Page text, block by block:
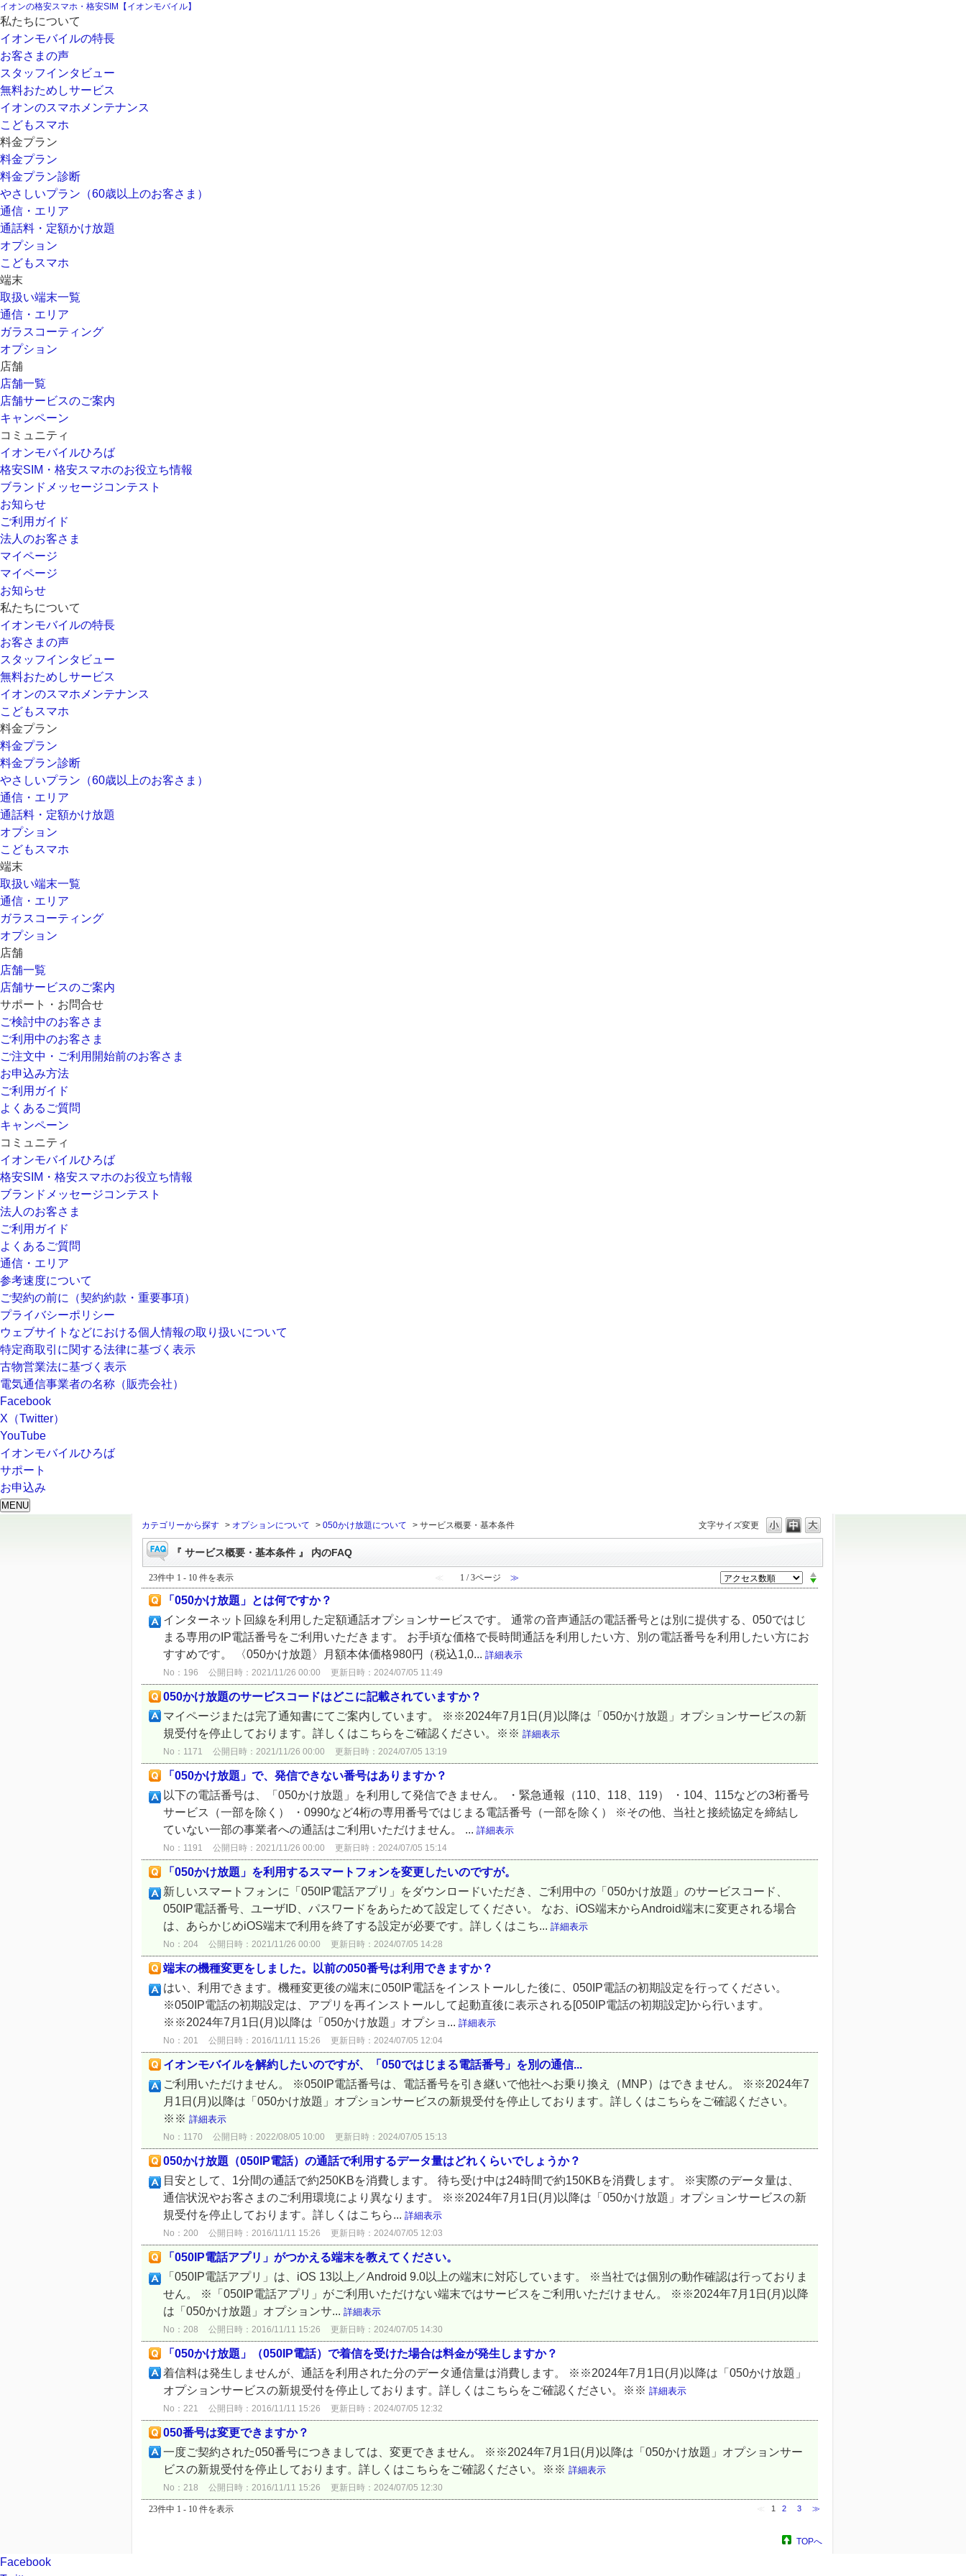
イオンの格安スマホ・格安SIM【イオンモバイル】
私たちについて
イオンモバイルの特長
お客さまの声
スタッフインタビュー
無料おためしサービス
イオンのスマホメンテナンス
こどもスマホ
料金プラン
料金プラン
料金プラン診断
やさしいプラン（60歳以上のお客さま）
通信・エリア
通話料・定額かけ放題
オプション
こどもスマホ
端末
取扱い端末一覧
通信・エリア
ガラスコーティング
オプション
店舗
店舗一覧
店舗サービスのご案内
キャンペーン
コミュニティ
イオンモバイルひろば
格安SIM・格安スマホのお役立ち情報
ブランドメッセージコンテスト
お知らせ
ご利用ガイド
法人のお客さま
マイページ
マイページ
お知らせ
私たちについて
イオンモバイルの特長
お客さまの声
スタッフインタビュー
無料おためしサービス
イオンのスマホメンテナンス
こどもスマホ
料金プラン
料金プラン
料金プラン診断
やさしいプラン（60歳以上のお客さま）
通信・エリア
通話料・定額かけ放題
オプション
こどもスマホ
端末
取扱い端末一覧
通信・エリア
ガラスコーティング
オプション
店舗
店舗一覧
店舗サービスのご案内
サポート・お問合せ
ご検討中のお客さま
ご利用中のお客さま
ご注文中・ご利用開始前のお客さま
お申込み方法
ご利用ガイド
よくあるご質問
キャンペーン
コミュニティ
イオンモバイルひろば
格安SIM・格安スマホのお役立ち情報
ブランドメッセージコンテスト
法人のお客さま
ご利用ガイド
よくあるご質問
通信・エリア
参考速度について
ご契約の前に（契約約款・重要事項）
プライバシーポリシー
ウェブサイトなどにおける個人情報の取り扱いについて
特定商取引に関する法律に基づく表示
古物営業法に基づく表示
電気通信事業者の名称（販売会社）
Facebook
X（Twitter）
YouTube
イオンモバイルひろば
サポート
お申込み
MENU
文字サイズ変更
カテゴリーから探す > オプションについて > 050かけ放題について > サービス概要・基本条件
『 サービス概要・基本条件 』 内のFAQ
23件中 1 - 10 件を表示 ≪ 1 / 3ページ ≫
「050かけ放題」とは何ですか？
インターネット回線を利用した定額通話オプションサービスです。 通常の音声通話の電話番号とは別に提供する、050ではじ
まる専用のIP電話番号をご利用いただきます。 お手頃な価格で長時間通話を利用したい方、別の電話番号を利用したい方にお
すすめです。 〈050かけ放題〉月額本体価格980円（税込1,0... 詳細表示
No：196 公開日時：2021/11/26 00:00 更新日時：2024/07/05 11:49
050かけ放題のサービスコードはどこに記載されていますか？
マイページまたは完了通知書にてご案内しています。 ※※2024年7月1日(月)以降は「050かけ放題」オプションサービスの新
規受付を停止しております。詳しくはこちらをご確認ください。※※ 詳細表示
No：1171 公開日時：2021/11/26 00:00 更新日時：2024/07/05 13:19
「050かけ放題」で、発信できない番号はありますか？
以下の電話番号は、「050かけ放題」を利用して発信できません。 ・緊急通報（110、118、119） ・104、115などの3桁番号
サービス（一部を除く） ・0990など4桁の専用番号ではじまる電話番号（一部を除く） ※その他、当社と接続協定を締結し
ていない一部の事業者への通話はご利用いただけません。 ... 詳細表示
No：1191 公開日時：2021/11/26 00:00 更新日時：2024/07/05 15:14
「050かけ放題」を利用するスマートフォンを変更したいのですが。
新しいスマートフォンに「050IP電話アプリ」をダウンロードいただき、ご利用中の「050かけ放題」のサービスコード、
050IP電話番号、ユーザID、パスワードをあらためて設定してください。 なお、iOS端末からAndroid端末に変更される場合
は、あらかじめiOS端末で利用を終了する設定が必要です。詳しくはこち... 詳細表示
No：204 公開日時：2021/11/26 00:00 更新日時：2024/07/05 14:28
端末の機種変更をしました。以前の050番号は利用できますか？
はい、利用できます。機種変更後の端末に050IP電話をインストールした後に、050IP電話の初期設定を行ってください。
※050IP電話の初期設定は、アプリを再インストールして起動直後に表示される[050IP電話の初期設定]から行います。
※※2024年7月1日(月)以降は「050かけ放題」オプショ... 詳細表示
No：201 公開日時：2016/11/11 15:26 更新日時：2024/07/05 12:04
イオンモバイルを解約したいのですが、「050ではじまる電話番号」を別の通信...
ご利用いただけません。 ※050IP電話番号は、電話番号を引き継いで他社へお乗り換え（MNP）はできません。 ※※2024年7
月1日(月)以降は「050かけ放題」オプションサービスの新規受付を停止しております。詳しくはこちらをご確認ください。
※※ 詳細表示
No：1170 公開日時：2022/08/05 10:00 更新日時：2024/07/05 15:13
050かけ放題（050IP電話）の通話で利用するデータ量はどれくらいでしょうか？
目安として、1分間の通話で約250KBを消費します。 待ち受け中は24時間で約150KBを消費します。 ※実際のデータ量は、
通信状況やお客さまのご利用環境により異なります。 ※※2024年7月1日(月)以降は「050かけ放題」オプションサービスの新
規受付を停止しております。詳しくはこちら... 詳細表示
No：200 公開日時：2016/11/11 15:26 更新日時：2024/07/05 12:03
「050IP電話アプリ」がつかえる端末を教えてください。
「050IP電話アプリ」は、iOS 13以上／Android 9.0以上の端末に対応しています。 ※当社では個別の動作確認は行っておりま
せん。 ※「050IP電話アプリ」がご利用いただけない端末ではサービスをご利用いただけません。 ※※2024年7月1日(月)以降
は「050かけ放題」オプションサ... 詳細表示
No：208 公開日時：2016/11/11 15:26 更新日時：2024/07/05 14:30
「050かけ放題」（050IP電話）で着信を受けた場合は料金が発生しますか？
着信料は発生しませんが、通話を利用された分のデータ通信量は消費します。 ※※2024年7月1日(月)以降は「050かけ放題」
オプションサービスの新規受付を停止しております。詳しくはこちらをご確認ください。※※ 詳細表示
No：221 公開日時：2016/11/11 15:26 更新日時：2024/07/05 12:32
050番号は変更できますか？
一度ご契約された050番号につきましては、変更できません。 ※※2024年7月1日(月)以降は「050かけ放題」オプションサー
ビスの新規受付を停止しております。詳しくはこちらをご確認ください。※※ 詳細表示
No：218 公開日時：2016/11/11 15:26 更新日時：2024/07/05 12:30
23件中 1 - 10 件を表示 1 2 3 ≫
TOPへ
Facebook